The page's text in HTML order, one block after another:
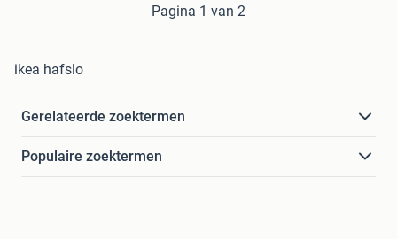
Pagina 1 van 2
ikea hafslo
Gerelateerde zoektermen
Populaire zoektermen